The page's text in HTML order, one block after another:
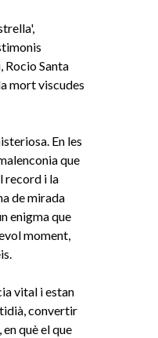
Santa
mort viscudes
En les
que
record i la
de mirada
enigma que
moment,
vital i estan
convertir
què el que